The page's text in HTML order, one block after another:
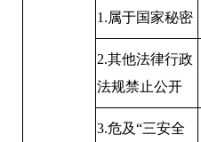
1.属于国家秘密
2.其他法律行政
法规禁止公开
3.危及“三安全